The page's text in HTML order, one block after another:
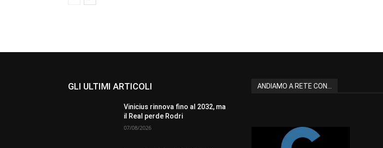
GLI ULTIMI ARTICOLI
Vinicius rinnova fino al 2032, ma
il Real perde Rodri
07/08/2026
ANDIAMO A RETE CON...